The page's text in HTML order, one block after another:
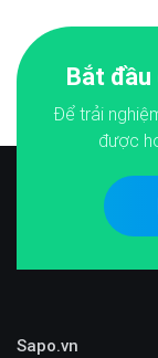
Bắt đầu
Để trải
được
Sapo.vn